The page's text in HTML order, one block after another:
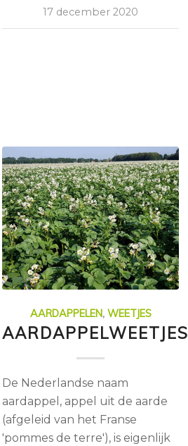
17 december 2020
AARDAPPELEN, WEETJES
AARDAPPELWEETJES
De Nederlandse naam
aardappel, appel uit de aarde
(afgeleid van het Franse
'pommes de terre'), is eigenlijk